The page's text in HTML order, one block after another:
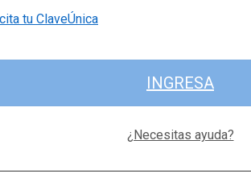
tu ClaveÚnica
INGRESA
¿Necesitas ayuda?